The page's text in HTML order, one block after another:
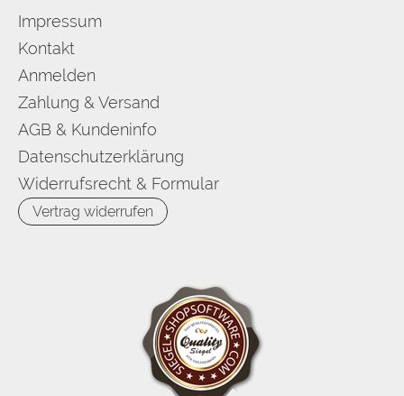
Impressum
Kontakt
Anmelden
Zahlung & Versand
AGB & Kundeninfo
Datenschutzerklärung
Widerrufsrecht & Formular
Vertrag widerrufen